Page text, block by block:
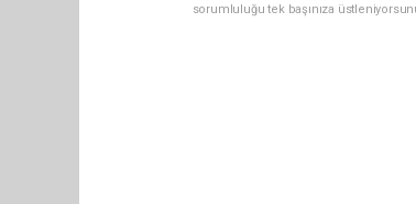
sorumluluğu tek başınıza